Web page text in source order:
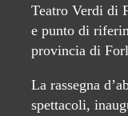
Teatro Verdi di
e punto di
provincia di
La rassegna
spettacoli,